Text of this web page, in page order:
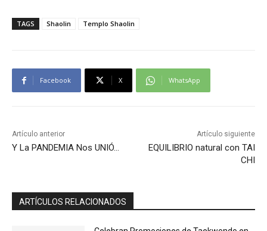
TAGS Shaolin Templo Shaolin
Facebook X WhatsApp
Artículo anterior
Y La PANDEMIA Nos UNIÓ…
Artículo siguiente
EQUILIBRIO natural con TAI
CHI
ARTÍCULOS RELACIONADOS